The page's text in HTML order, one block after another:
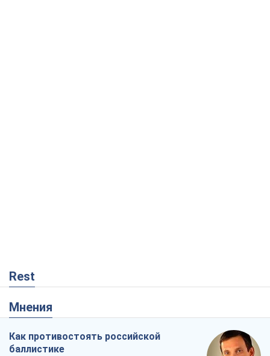
Rest
Мнения
Как противостоять российской
баллистике